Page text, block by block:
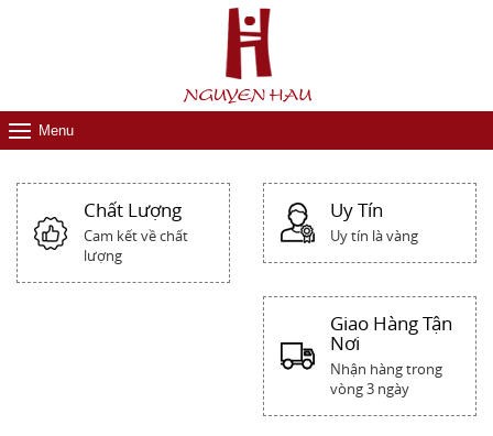
Menu
Chất Lượng
Cam kết về chất
lượng
Uy Tín
Uy tín là vàng
Giao Hàng Tận
Nơi
Nhận hàng trong
vòng 3 ngày